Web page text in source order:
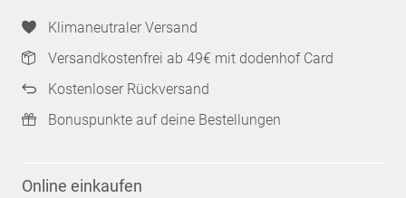
Klimaneutraler Versand
Versandkostenfrei ab 49€ mit dodenhof Card
Kostenloser Rückversand
Bonuspunkte auf deine Bestellungen
Online einkaufen